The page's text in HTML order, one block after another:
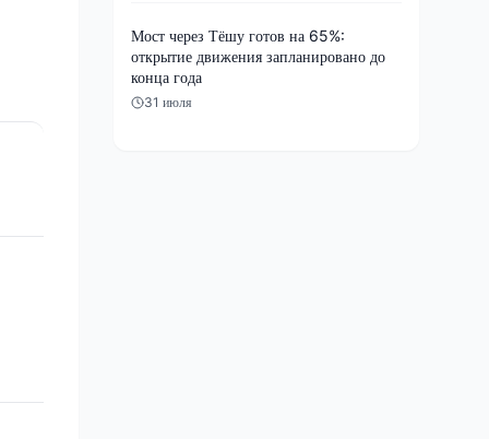
Мост через Тёшу готов на 65%:
открытие движения запланировано до
конца года
31 июля